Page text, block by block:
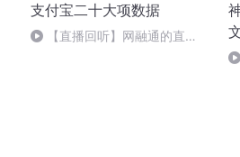
支付宝二十大项数据
【直播回听】网融通的直